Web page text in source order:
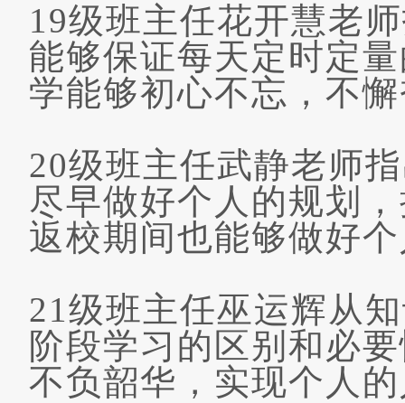
19级班主任花开慧老
能够保证每天定时定
学能够初心不忘，不
20级班主任武静老师
尽早做好个人的规划
返校期间也能够做好
21级班主任巫运辉从
阶段学习的区别和必
不负韶华，实现个人